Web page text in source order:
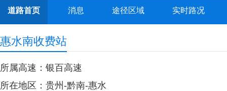
道路首页 消息 途径区域 实时路况
惠水南收费站
所属高速：银百高速
所在地区：贵州-黔南-惠水